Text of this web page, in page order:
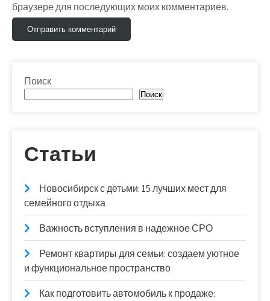
браузере для последующих моих комментариев.
Поиск
Поиск
Статьи
Новосибирск с детьми: 15 лучших мест для
семейного отдыха
Важность вступления в надежное СРО
Ремонт квартиры для семьи: создаем уютное
и функциональное пространство
Как подготовить автомобиль к продаже: